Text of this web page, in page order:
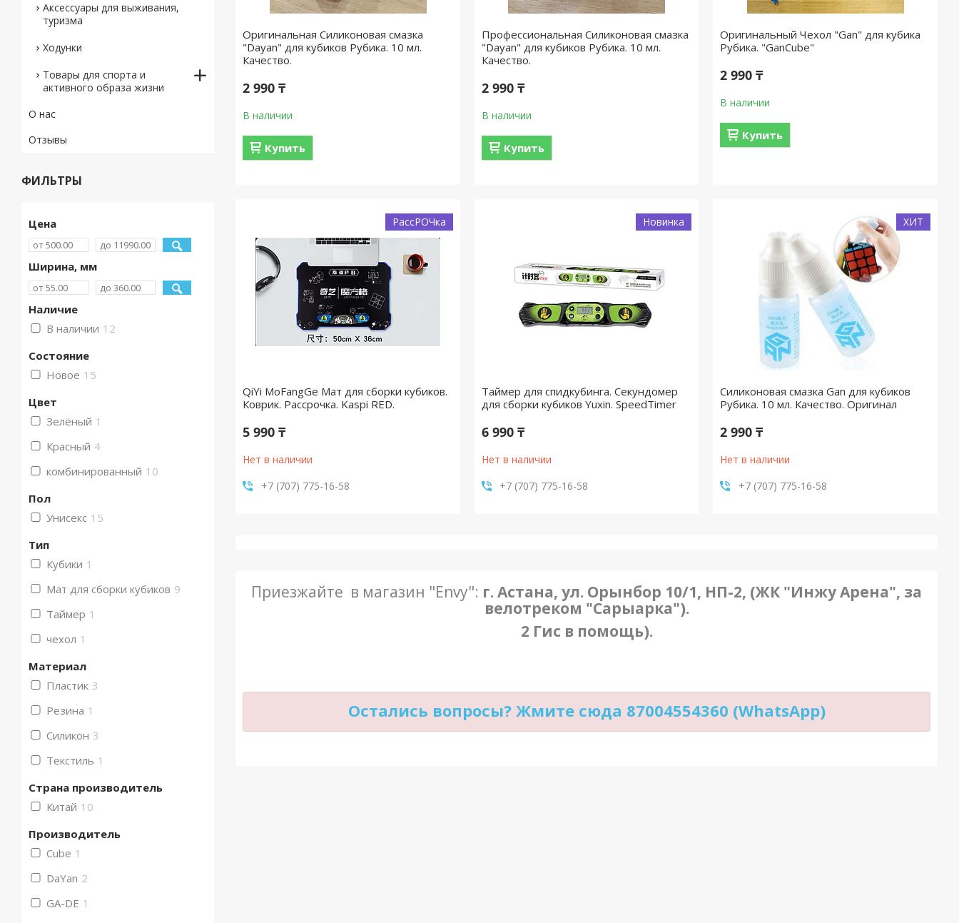
Оригинальная Силиконовая смазка
"Dayan" для кубиков Рубика. 10 мл.
Качество.
2 990 ₸
В наличии
Купить
Профессиональная Силиконовая смазка
"Dayan" для кубиков Рубика. 10 мл.
Качество.
2 990 ₸
В наличии
Купить
Оригинальный Чехол "Gan" для кубика
Рубика. "GanCube"
2 990 ₸
В наличии
Купить
РассРОЧка
QiYi MoFangGe Мат для сборки кубиков.
Коврик. Рассрочка. Kaspi RED.
5 990 ₸
Нет в наличии
+7 (707) 775-16-58
Новинка
Таймер для спидкубинга. Секундомер
для сборки кубиков Yuxin. SpeedTimer
6 990 ₸
Нет в наличии
+7 (707) 775-16-58
ХИТ
Силиконовая смазка Gan для кубиков
Рубика. 10 мл. Качество. Оригинал
2 990 ₸
Нет в наличии
+7 (707) 775-16-58
Приезжайте в магазин "Envy": г. Астана, ул. Орынбор 10/1, НП-2, (ЖК "Инжу Арена", за
велотреком "Сарыарка").
2 Гис в помощь).
Остались вопросы? Жмите сюда 87004554360 (WhatsApp)
Аксессуары для выживания,
туризма
Ходунки
Товары для спорта и
активного образа жизни
О нас
Отзывы
ФИЛЬТРЫ
Цена
Ширина, мм
Наличие
В наличии 12
Состояние
Новое 15
Цвет
Зелёный 1
Красный 4
комбинированный 10
Пол
Унисекс 15
Тип
Кубики 1
Мат для сборки кубиков 9
Таймер 1
чехол 1
Материал
Пластик 3
Резина 1
Силикон 3
Текстиль 1
Страна производитель
Китай 10
Производитель
Cube 1
DaYan 2
GA-DE 1